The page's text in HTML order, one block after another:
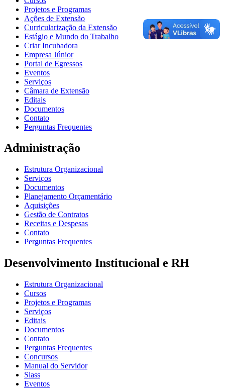
Projetos e Programas
Ações de Extensão
Curricularização da Extensão
Estágio e Mundo do Trabalho
Criar Incubadora
Empresa Júnior
Portal de Egressos
Eventos
Serviços
Câmara de Extensão
Editais
Documentos
Contato
Perguntas Frequentes
Administração
Estrutura Organizacional
Serviços
Documentos
Planejamento Orçamentário
Aquisições
Gestão de Contratos
Receitas e Despesas
Contato
Perguntas Frequentes
Desenvolvimento Institucional e RH
Estrutura Organizacional
Cursos
Projetos e Programas
Serviços
Editais
Documentos
Contato
Perguntas Frequentes
Concursos
Manual do Servidor
Siass
Eventos